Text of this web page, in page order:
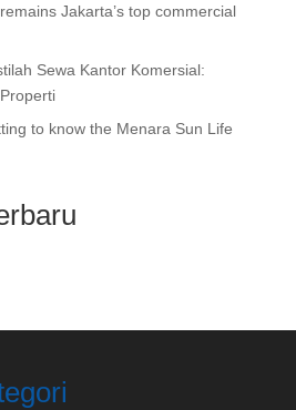
Jakarta’s top commercial
Sewa Kantor Komersial:
to know the Menara Sun Life